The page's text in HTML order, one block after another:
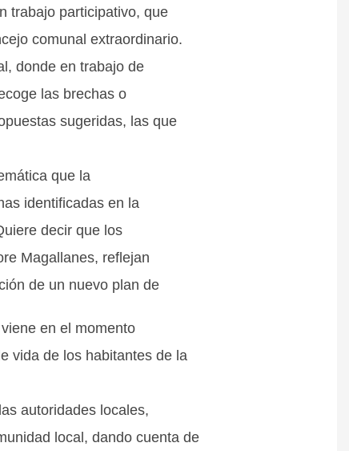
trabajo participativo, que
comunal extraordinario.
donde en trabajo de
las brechas o
sugeridas, las que
que la
identificadas en la
decir que los
Magallanes, reflejan
de un nuevo plan de
en el momento
vida de los habitantes de la
autoridades locales,
local, dando cuenta de